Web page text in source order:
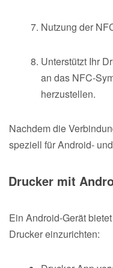
Nutzung der
Unterstützt Ihr
an das NFC-
herzustellen.
Nachdem die
speziell für Android-
Drucker mit
Ein Android-Gerät
Drucker einzurichten: